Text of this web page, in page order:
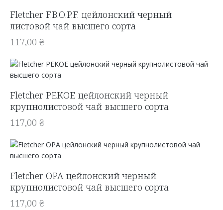
Fletcher F.B.O.P.F. цейлонский черный
листовой чай высшего сорта
117,00 ₴
Fletcher PEKOE цейлонский черный
крупнолистовой чай высшего сорта
117,00 ₴
Fletcher OPA цейлонский черный
крупнолистовой чай высшего сорта
117,00 ₴